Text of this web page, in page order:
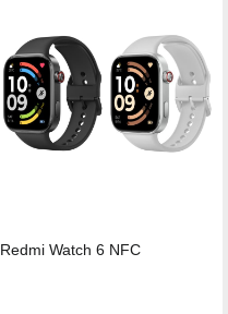
Redmi Watch 6 NFC